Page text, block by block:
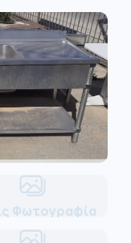
Φωτογραφία